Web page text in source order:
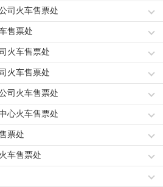
司火车售票处
售票处
火车售票处
火车售票处
司火车售票处
心火车售票处
票处
车售票处